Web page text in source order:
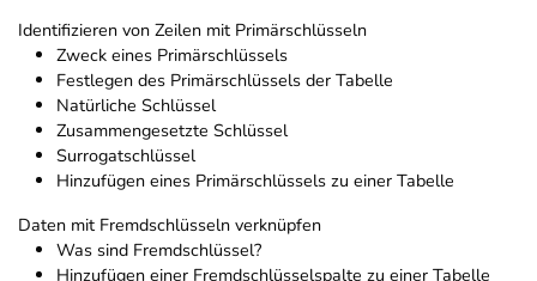
Identifizieren von Zeilen mit Primärschlüsseln
Zweck eines Primärschlüssels
Festlegen des Primärschlüssels der Tabelle
Natürliche Schlüssel
Zusammengesetzte Schlüssel
Surrogatschlüssel
Hinzufügen eines Primärschlüssels zu einer Tabelle
Daten mit Fremdschlüsseln verknüpfen
Was sind Fremdschlüssel?
Hinzufügen einer Fremdschlüsselspalte zu einer Tabelle